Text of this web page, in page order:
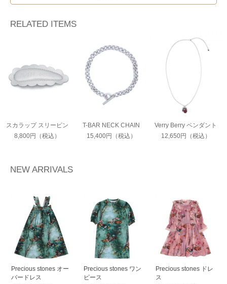
RELATED ITEMS
スカラップ スリーピン
8,800円（税込）
T-BAR NECK CHAIN
15,400円（税込）
Verry Berry ペンダント
12,650円（税込）
NEW ARRIVALS
Precious stones オー
バードレス
Precious stones ワン
ピース
Precious stones ドレ
ス